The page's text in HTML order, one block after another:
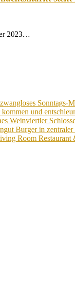
2023…
Sonntags-
und
Weinviertler
Burger in
Room Restaurant